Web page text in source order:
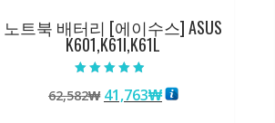
노트북 배터리 [에이수스] ASUS
K601,K61I,K61L
4.50
로 평가됨
62,582₩ 원
41,763₩현